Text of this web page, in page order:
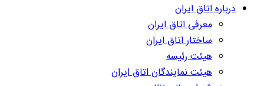
درباره اتاق ایران
معرفی اتاق ایران
ساختار اتاق ایران
هیئت رئیسه
هیئت نمایندگان اتاق ایران